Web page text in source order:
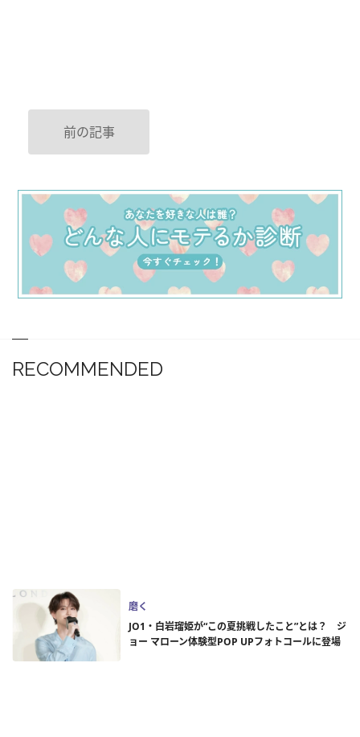
前の記事
RECOMMENDED
磨く
JO1・白岩瑠姫が“この夏挑戦したこと”とは？ ジ
ョー マローン体験型POP UPフォトコールに登場